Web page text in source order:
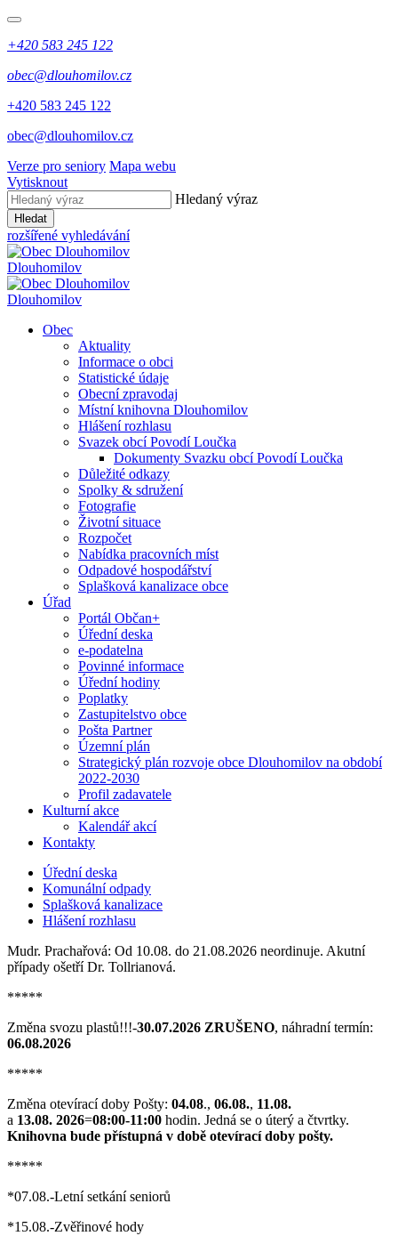
+420 583 245 122
obec@dlouhomilov.cz
+420 583 245 122
obec@dlouhomilov.cz
Verze pro seniory Mapa webu
Vytisknout
Hledaný výraz
Hledat
rozšířené vyhledávání
Dlouhomilov
Dlouhomilov
Obec
Aktuality
Informace o obci
Statistické údaje
Obecní zpravodaj
Místní knihovna Dlouhomilov
Hlášení rozhlasu
Svazek obcí Povodí Loučka
Dokumenty Svazku obcí Povodí Loučka
Důležité odkazy
Spolky & sdružení
Fotografie
Životní situace
Rozpočet
Nabídka pracovních míst
Odpadové hospodářství
Splašková kanalizace obce
Úřad
Portál Občan+
Úřední deska
e-podatelna
Povinné informace
Úřední hodiny
Poplatky
Zastupitelstvo obce
Pošta Partner
Územní plán
Strategický plán rozvoje obce Dlouhomilov na období
2022-2030
Profil zadavatele
Kulturní akce
Kalendář akcí
Kontakty
Úřední deska
Komunální odpady
Splašková kanalizace
Hlášení rozhlasu
Mudr. Prachařová: Od 10.08. do 21.08.2026 neordinuje. Akutní
případy ošetří Dr. Tollrianová.
*****
Změna svozu plastů!!!-30.07.2026 ZRUŠENO, náhradní termín:
06.08.2026
*****
Změna otevírací doby Pošty: 04.08., 06.08., 11.08.
a 13.08. 2026=08:00-11:00 hodin. Jedná se o úterý a čtvrtky.
Knihovna bude přístupná v době otevírací doby pošty.
*****
*07.08.-Letní setkání seniorů
*15.08.-Zvěřinové hody